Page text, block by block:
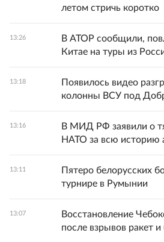
летом стричь коротко
13:26
В АТОР сообщили,
Китае на туры из
13:18
Появилось видео
колонны ВСУ под
13:16
В МИД РФ заявили о
НАТО за всю историю
13:11
Пятеро белорусских
турнире в Румынии
13:07
Восстановление
после взрывов ракет